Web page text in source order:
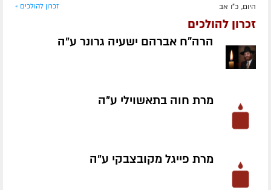
היום, כ"ו אב זכרון להולכים »
זכרון להולכים
הרה"ח אברהם ישעיה גרונר ע״ה
מרת חוה בתאשוילי ע״ה
מרת פייגל מקובצבקי ע״ה